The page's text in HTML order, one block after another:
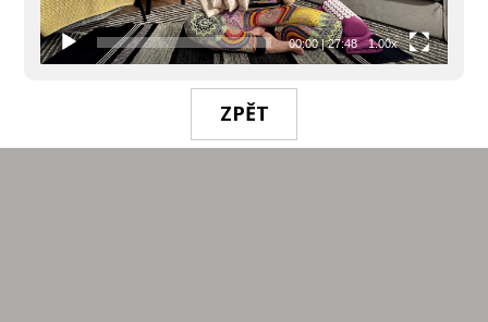
00:00|27:48 1.00x
ZPĚT